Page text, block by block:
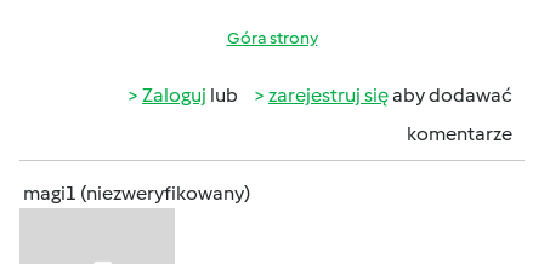
Góra strony
Zaloguj lub zarejestruj sięaby dodawać
komentarze
magi1 (niezweryfikowany)